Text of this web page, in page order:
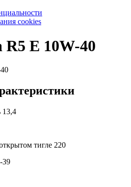
cookies
E 10W-40
13,4
тигле 220
-39